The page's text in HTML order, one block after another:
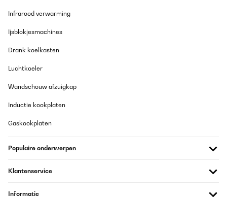
Infrarood verwarming
Ijsblokjesmachines
Drank koelkasten
Luchtkoeler
Wandschouw afzuigkap
Inductie kookplaten
Gaskookplaten
Populaire onderwerpen
Klantenservice
Informatie